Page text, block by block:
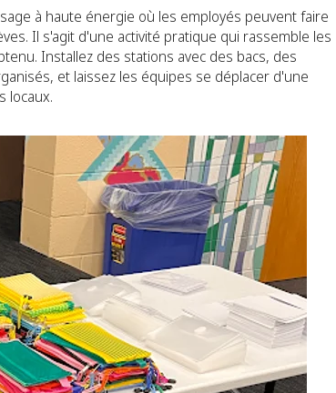
à haute énergie où les employés peuvent faire
Il s'agit d'une activité pratique qui rassemble les
Installez des stations avec des bacs, des
et laissez les équipes se déplacer d'une
locaux.